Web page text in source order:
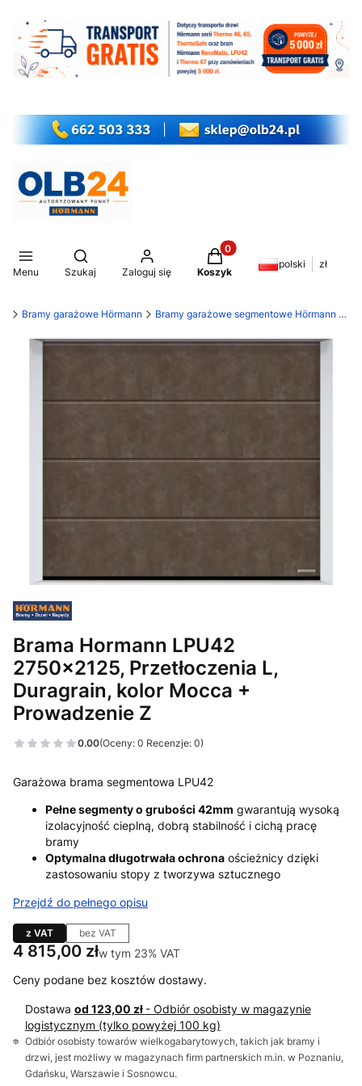
Menu
Otwórz wyszukiwarkę
Szukaj Zaloguj się
Produkty w koszyku: 0.
Koszyk
polski zł
Bramy garażowe Hörmann Bramy garażowe segmentowe Hörmann LPU 42
Brama Hormann LPU42
2750x2125, Przetłoczenia L,
Duragrain, kolor Mocca +
Prowadzenie Z
0.00(Oceny: 0 Recenzje: 0)
Garażowa brama segmentowa LPU42
Pełne segmenty o grubości 42mm gwarantują wysoką
izolacyjność cieplną, dobrą stabilność i cichą pracę
bramy
Optymalna długotrwała ochrona ościeżnicy dzięki
zastosowaniu stopy z tworzywa sztucznego
Przejdź do pełnego opisu
z VAT bez VAT
Cena
4 815,00 złw tym 23% VAT
w tym 23% VAT
Ceny podane bez kosztów dostawy.
Dostawa od 123,00 zł - Odbiór osobisty w magazynie
logistycznym (tylko powyżej 100 kg)
Odbiór osobisty towarów wielkogabarytowych, takich jak bramy i
drzwi, jest możliwy w magazynach firm partnerskich m.in. w Poznaniu,
Gdańsku, Warszawie i Sosnowcu.